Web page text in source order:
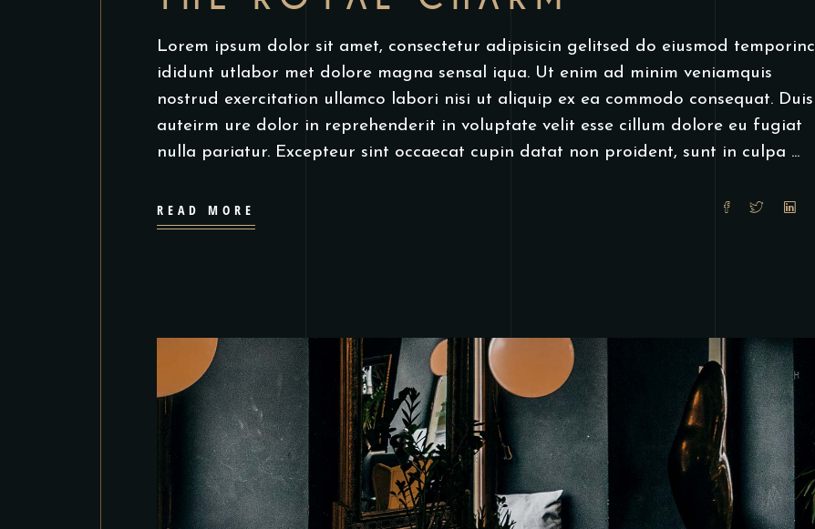
για
να
αυξήσετε
ή
να
ένταση.
Lorem ipsum dolor sit amet, consectetur adipisicin gelitsed do eiusmod temporinc
ididunt utlabor met dolore magna sensal iqua. Ut enim ad minim veniamquis
nostrud exercitation ullamco labori nisi ut aliquip ex ea commodo consequat. Duis
auteirm ure dolor in reprehenderit in voluptate velit esse cillum dolore eu fugiat
nulla pariatur. Excepteur sint occaecat cupin datat non proident, sunt in culpa
READ MORE